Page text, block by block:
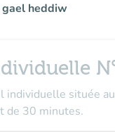
heddiw
individuelle située
de 30 minutes.